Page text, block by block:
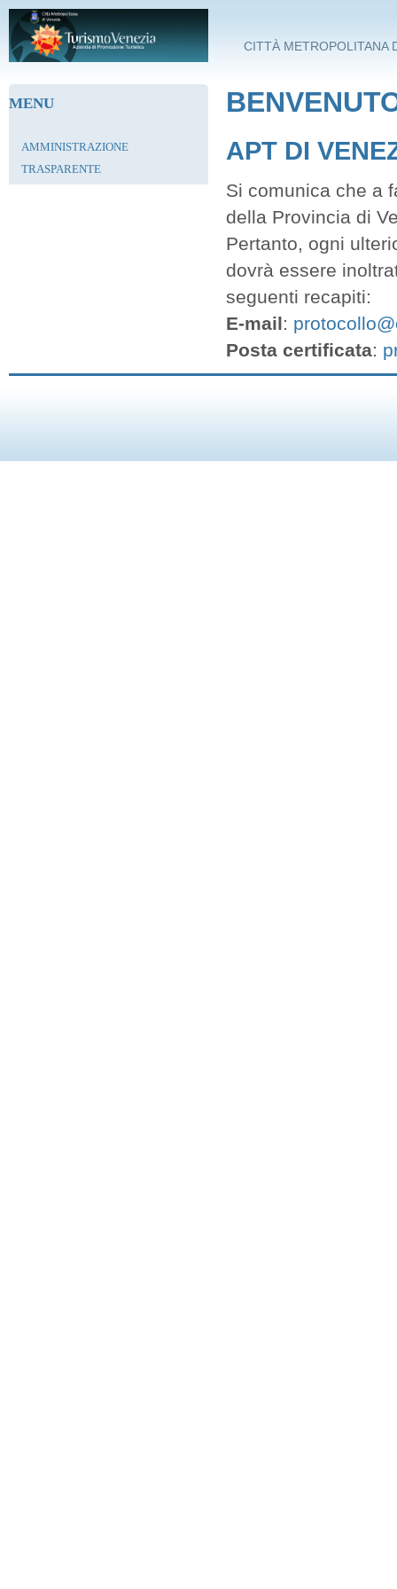
Salta al contenuto principale
CITTÀ METROPOLITANA
MENU
AMMINISTRAZIONE
TRASPARENTE
APT DI
Si comunica che a
della Provincia di
Pertanto, ogni
dovrà essere
seguenti recapiti:
E-mail:
Posta certificata: